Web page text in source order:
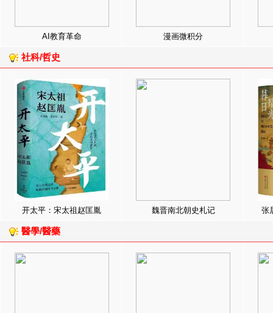
AI教育革命 漫画微积分
社科/哲史
开太平：宋太祖赵匡胤 魏晋南北朝史札记 张
醫學/醫藥